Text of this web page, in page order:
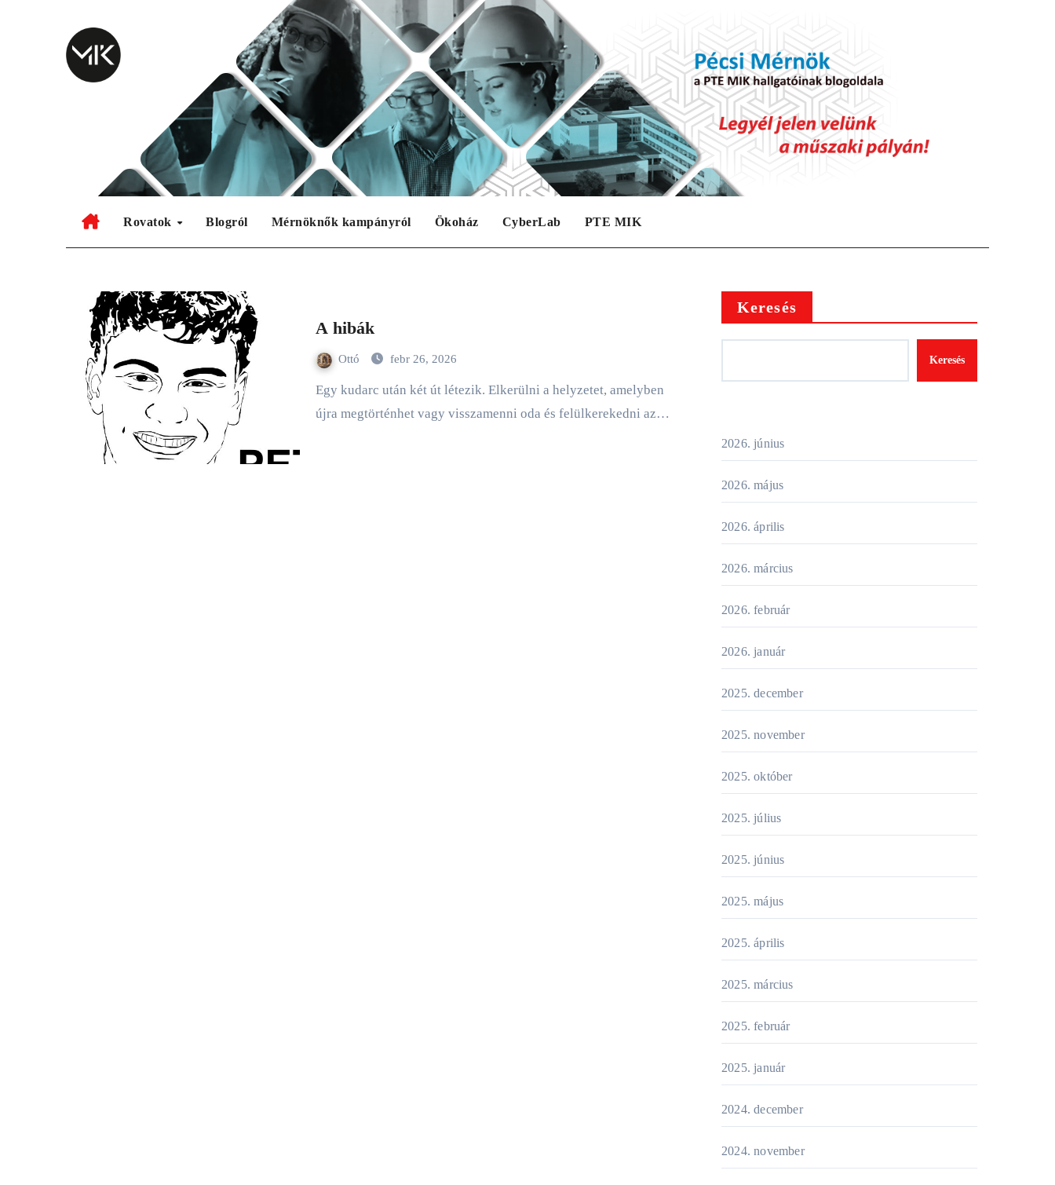
Rovatok Blogról Mérnöknők kampányról Ökoház CyberLab PTE MIK
A hibák
Ottó febr 26, 2026
Egy kudarc után két út létezik. Elkerülni a helyzetet, amelyben
újra megtörténhet vagy visszamenni oda és felülkerekedni az…
Keresés
Keresés
2026. június
2026. május
2026. április
2026. március
2026. február
2026. január
2025. december
2025. november
2025. október
2025. július
2025. június
2025. május
2025. április
2025. március
2025. február
2025. január
2024. december
2024. november